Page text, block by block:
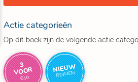
Actie categorieën
Op dit boek zijn de volgende actie
3
VOOR
€10
NIEUW
BINNEN